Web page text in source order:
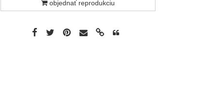
objednať reprodukciu